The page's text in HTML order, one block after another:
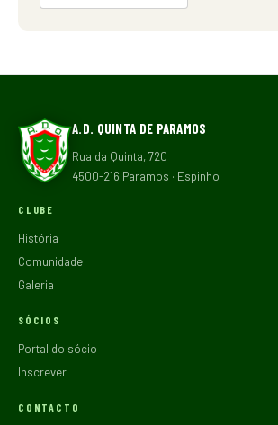
A.D. QUINTA DE PARAMOS
Rua da Quinta, 720
4500-216 Paramos · Espinho
CLUBE
História
Comunidade
Galeria
SÓCIOS
Portal do sócio
Inscrever
CONTACTO